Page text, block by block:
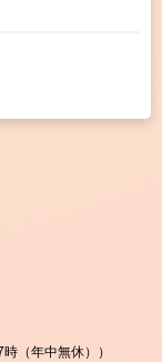
（年中無休））